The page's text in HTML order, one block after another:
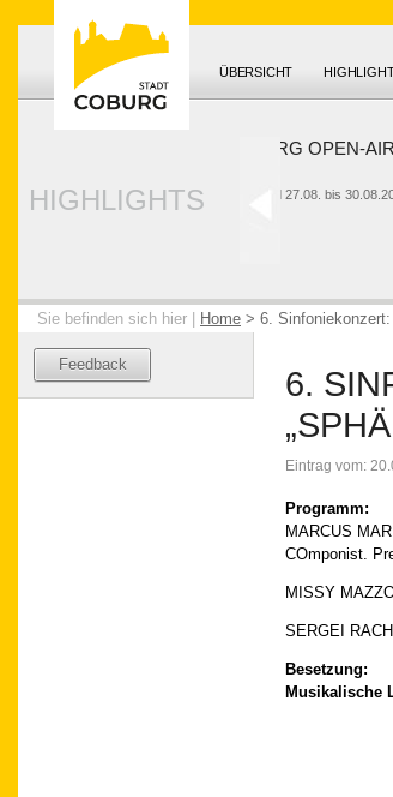
ÜBERSICHT
HIGHLIGHTS
HUK-COBURG OPEN-AIR-
26. bis 28.06. und 27.08. bis 30.08.2026
Sie befinden sich hier | Home > 6. Sinfoniekonzert:
Feedback
6.
Eintrag vom:
Programm:
MARCUS
MISSY
SERGEI
Besetzung:
Musikalische